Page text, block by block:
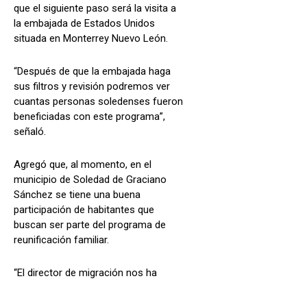
que el siguiente paso será la visita a
la embajada de Estados Unidos
situada en Monterrey Nuevo León.
“Después de que la embajada haga
sus filtros y revisión podremos ver
cuantas personas soledenses fueron
beneficiadas con este programa”,
señaló.
Agregó que, al momento, en el
municipio de Soledad de Graciano
Sánchez se tiene una buena
participación de habitantes que
buscan ser parte del programa de
reunificación familiar.
“El director de migración nos ha